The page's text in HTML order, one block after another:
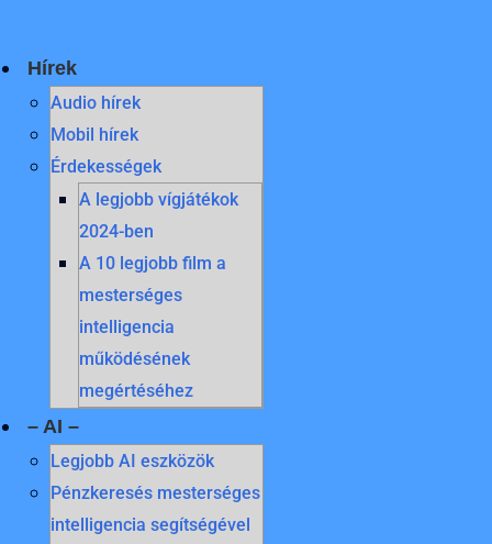
content
Hírek
Audio hírek
Mobil hírek
Érdekességek
A legjobb vígjátékok
2024-ben
A 10 legjobb film a
mesterséges
intelligencia
működésének
megértéséhez
– AI –
Legjobb AI eszközök
Pénzkeresés mesterséges
intelligencia segítségével